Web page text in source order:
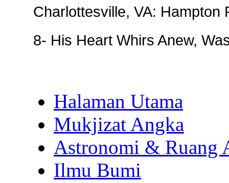
Charlottesville, VA: Hampton
8- His Heart Whirs Anew,
Halaman Utama
Mukjizat Angka
Astronomi & Ruang
Ilmu Bumi